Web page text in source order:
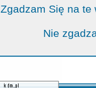
Zgadzam Się na
Nie